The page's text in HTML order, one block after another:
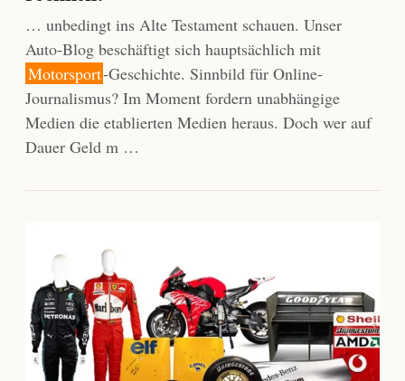
… unbedingt ins Alte Testament schauen. Unser
Auto-Blog beschäftigt sich hauptsächlich mit
Motorsport-Geschichte. Sinnbild für Online-
Journalismus? Im Moment fordern unabhängige
Medien die etablierten Medien heraus. Doch wer auf
Dauer Geld m …